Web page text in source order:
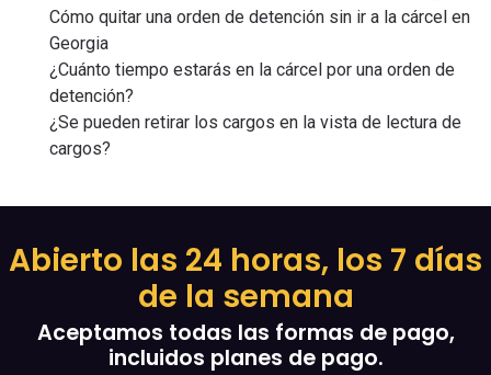
Cómo quitar una orden de detención sin ir a la cárcel en
Georgia
¿Cuánto tiempo estarás en la cárcel por una orden de
detención?
¿Se pueden retirar los cargos en la vista de lectura de
cargos?
Abierto las 24 horas, los 7 días
de la semana
Aceptamos todas las formas de pago,
incluidos planes de pago.